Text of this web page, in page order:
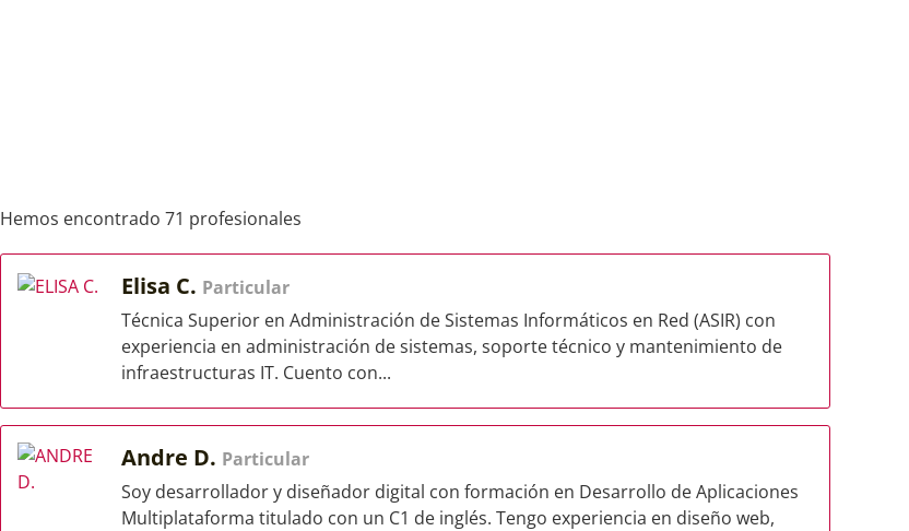
Hemos encontrado 71 profesionales
Elisa C. Particular
Técnica Superior en Administración de Sistemas Informáticos en Red (ASIR) con
experiencia en administración de sistemas, soporte técnico y mantenimiento de
infraestructuras IT. Cuento con...
Andre D. Particular
Soy desarrollador y diseñador digital con formación en Desarrollo de Aplicaciones
Multiplataforma titulado con un C1 de inglés. Tengo experiencia en diseño web,